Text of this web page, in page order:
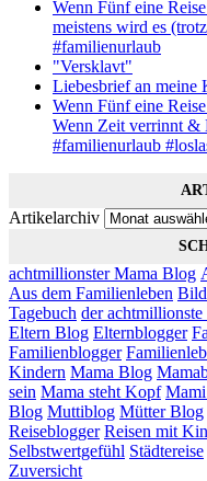
Wenn Fünf eine
meistens wird es
#familienurlaub
"Versklavt"
Liebesbrief an meine
Wenn Fünf eine
Wenn Zeit verrinnt &
#familienurlaub
Artikelarchiv
achtmillionster Mama Blog
Aus dem Familienleben
Tagebuch der
Eltern Blog Elternblogger
Familienblogger
Kindern Mama Blog
sein Mama steht Kopf
Blog Muttiblog Mütter Blog
Reiseblogger Reisen mit
Selbstwertgefühl Städtereise
Zuversicht